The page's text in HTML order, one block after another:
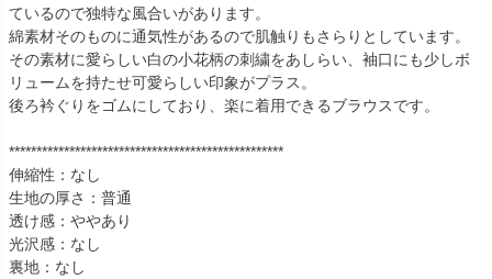
ているので独特な風合いがあります。
綿素材そのものに通気性があるので肌触りもさらりとしています。
その素材に愛らしい白の小花柄の刺繍をあしらい、袖口にも少しボ
リュームを持たせ可愛らしい印象がプラス。
後ろ衿ぐりをゴムにしており、楽に着用できるブラウスです。
**************************************************
伸縮性：なし
生地の厚さ：普通
透け感：ややあり
光沢感：なし
裏地：なし